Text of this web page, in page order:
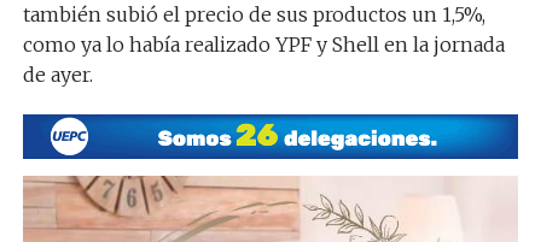
también subió el precio de sus productos un 1,5%,
como ya lo había realizado YPF y Shell en la jornada
de ayer.